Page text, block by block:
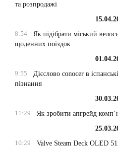
та розпродажі
8:54
Як підібрати міський
щоденних поїздок
9:55
Дієслово conocer в
пізнання
11:29
Як зробити апгрейд
10:29
Valve Steam Deck OLED